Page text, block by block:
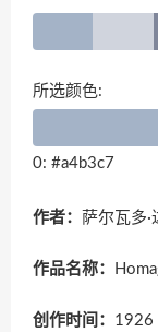
所选颜色:
0: #a4b3c7
作者： 萨尔瓦多·
作品名称：
创作时间： 1926